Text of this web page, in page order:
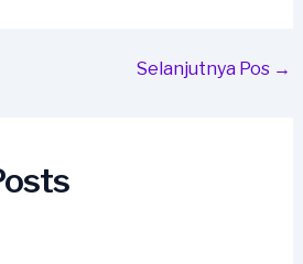
Selanjutnya Pos →